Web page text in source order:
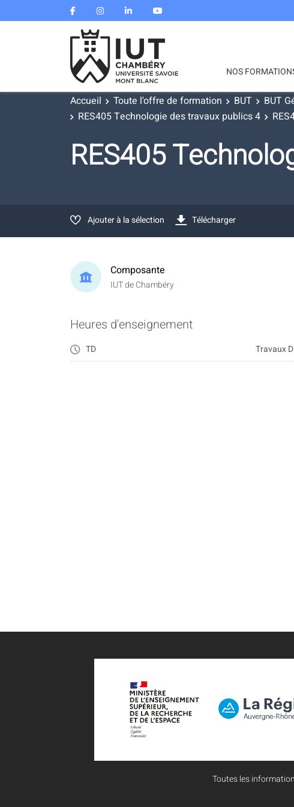
NOS
Accueil Toute l'offre de formation BUT BUT
RES405 Technologie des travaux publics 4
RES405
Ajouter à la sélection Télécharger
Composante
IUT de Chambéry
Heures d'enseignement
TD Travaux
Toutes les